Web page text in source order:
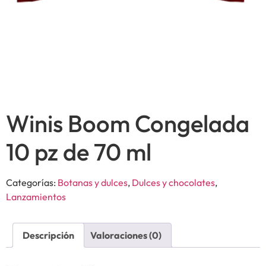
Winis Boom Congelada
10 pz de 70 ml
Categorías: Botanas y dulces, Dulces y chocolates,
Lanzamientos
Descripción Valoraciones (0)